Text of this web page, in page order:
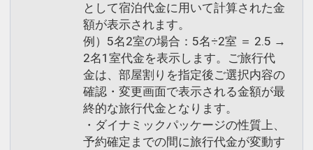
として宿泊代金に用いて計算された金
額が表示されます。
例）5名2室の場合：5名÷2室 ＝ 2.5 →
2名1室代金を表示します。ご旅行代
金は、部屋割りを指定後ご選択内容の
確認・変更画面で表示される金額が最
終的な旅行代金となります。
・ダイナミックパッケージの性質上、
予約確定までの間に旅行代金が変動す